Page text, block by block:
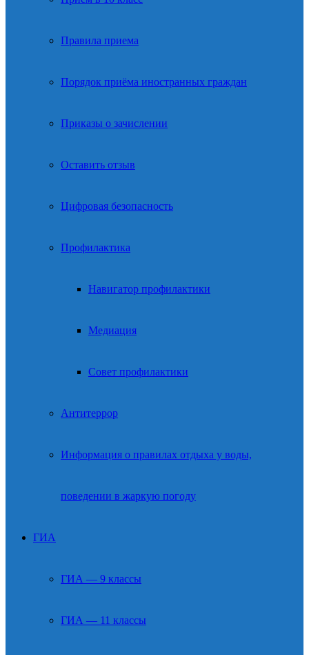
Правила приема
Порядок приёма иностранных граждан
Приказы о зачислении
Оставить отзыв
Цифровая безопасность
Профилактика
Навигатор профилактики
Медиация
Совет профилактики
Антитеррор
Информация о правилах отдыха у воды,
поведении в жаркую погоду
ГИА
ГИА — 9 классы
ГИА — 11 классы